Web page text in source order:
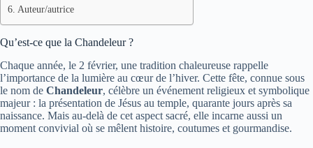
Auteur/autrice
Qu’est-ce que la Chandeleur ?
Chaque année, le 2 février, une tradition chaleureuse rappelle
l’importance de la lumière au cœur de l’hiver. Cette fête, connue sous
le nom de Chandeleur, célèbre un événement religieux et symbolique
majeur : la présentation de Jésus au temple, quarante jours après sa
naissance. Mais au-delà de cet aspect sacré, elle incarne aussi un
moment convivial où se mêlent histoire, coutumes et gourmandise.